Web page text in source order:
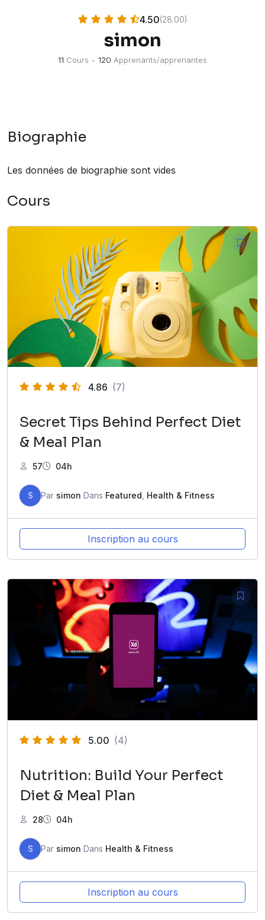
4.50(28.00)
simon
11 Cours • 120 Apprenants/apprenantes
Biographie
Les données de biographie sont vides
Cours
4.86 (7)
Secret Tips Behind Perfect Diet
& Meal Plan
57 04h
S Par simon Dans Featured Health & Fitness
Inscription au cours
5.00 (4)
Nutrition: Build Your Perfect
Diet & Meal Plan
28 04h
S Par simon Dans Health & Fitness
Inscription au cours